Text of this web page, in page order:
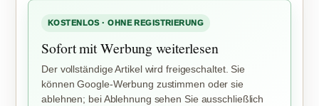
KOSTENLOS · OHNE REGISTRIERUNG
Sofort mit Werbung weiterlesen
Der vollständige Artikel wird freigeschaltet. Sie
können Google-Werbung zustimmen oder sie
ablehnen; bei Ablehnung sehen Sie ausschließlich